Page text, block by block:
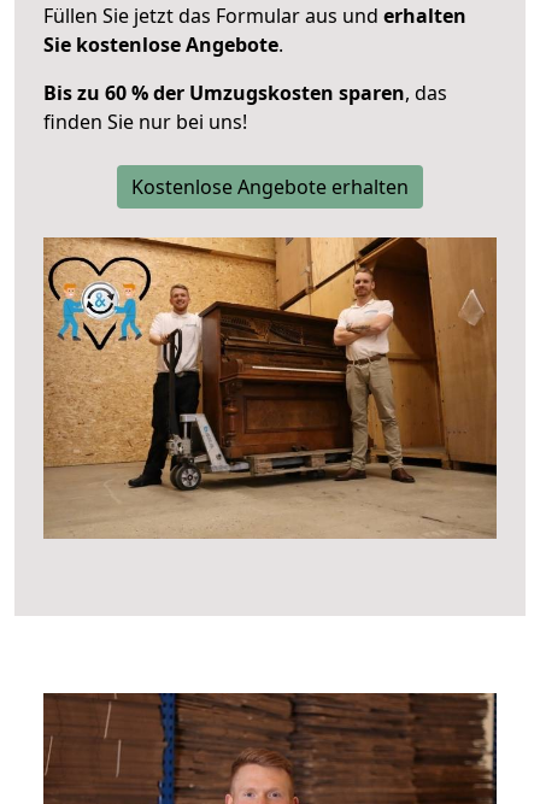
Füllen Sie jetzt das Formular aus und erhalten
Sie kostenlose Angebote.
Bis zu 60 % der Umzugskosten sparen, das
finden Sie nur bei uns!
Kostenlose Angebote erhalten